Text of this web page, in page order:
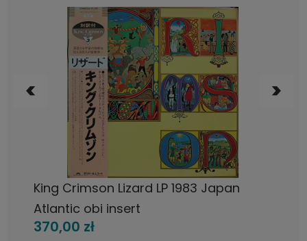
King Crimson Lizard LP 1983 Japan
Atlantic obi insert
370,00 zł
POWIADOM O DOSTĘPNOŚCI